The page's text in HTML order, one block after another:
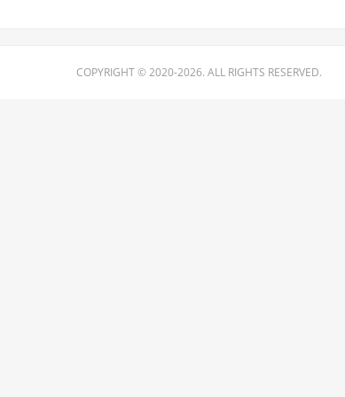
COPYRIGHT © 2020-2026. ALL RIGHTS RESERVED.